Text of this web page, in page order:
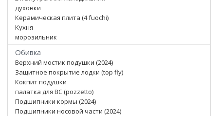
духовки
Керамическая плита (4 fuochi)
Кухня
морозильник
Обивка
Верхний мостик подушки (2024)
Защитное покрытие лодки (top fly)
Кокпит подушки
палатка для ВС (pozzetto)
Подшипники кормы (2024)
Подшипники носовой части (2024)